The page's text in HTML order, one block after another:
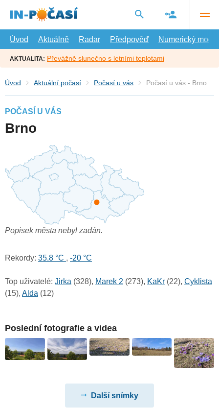
hlavní
Úvod
Aktuálně Radar Předpověď Numerický model
AKTUALITA: Převážně slunečno s letními teplotami
Úvod Aktuální počasí Počasí u vás Počasí u vás - Brno
POČASÍ U VÁS
Brno
Popisek města nebyl zadán.
Rekordy: 35.8 °C , -20 °C
Top uživatelé: Jirka (328), Marek 2 (273), KaKr (22), Cyklista
(15), Alda (12)
Poslední fotografie a videa
Další snímky